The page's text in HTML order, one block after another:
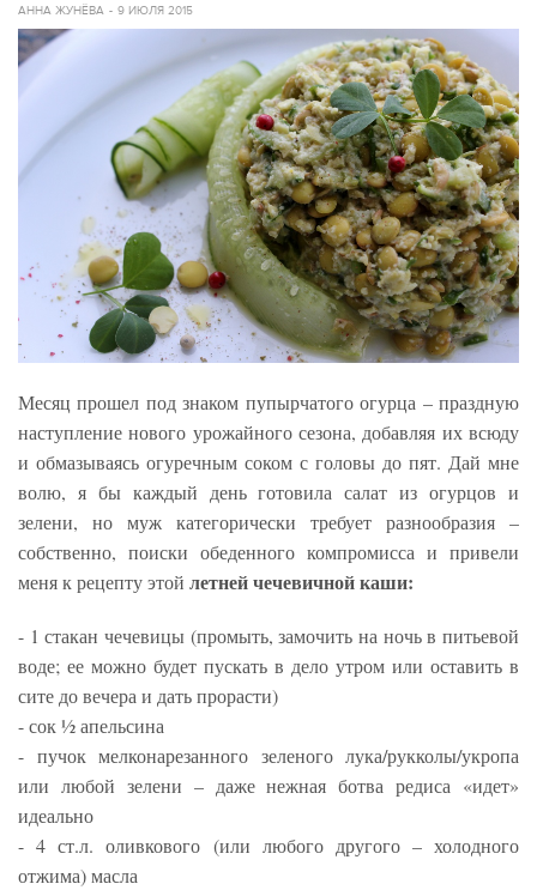
АННА ЖУНЁВА 9 ИЮЛЯ 2015
Месяц прошел под знаком пупырчатого огурца – праздную
наступление нового урожайного сезона, добавляя их всюду
и обмазываясь огуречным соком с головы до пят. Дай мне
волю, я бы каждый день готовила салат из огурцов и
зелени, но муж категорически требует разнообразия –
собственно, поиски обеденного компромисса и привели
меня к рецепту этой летней чечевичной каши:
- 1 стакан чечевицы (промыть, замочить на ночь в питьевой
воде; ее можно будет пускать в дело утром или оставить в
сите до вечера и дать прорасти)
- сок ½ апельсина
- пучок мелконарезанного зеленого лука/рукколы/укропа
или любой зелени – даже нежная ботва редиса «идет»
идеально
- 4 ст.л. оливкового (или любого другого – холодного
отжима) масла